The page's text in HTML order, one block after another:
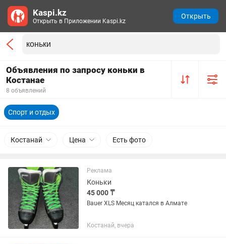
Объявления по запросу коньки в
Костанае
8 объявлений
Спорт и отдых
Костанай Цена Есть фото
Реклама
Коньки
45 000 ₸
Bauer XLS Месяц катался в Алмате
Костанай, вчера
Kaspi.kz
Открыть в Приложении Kaspi.kz
Открыть